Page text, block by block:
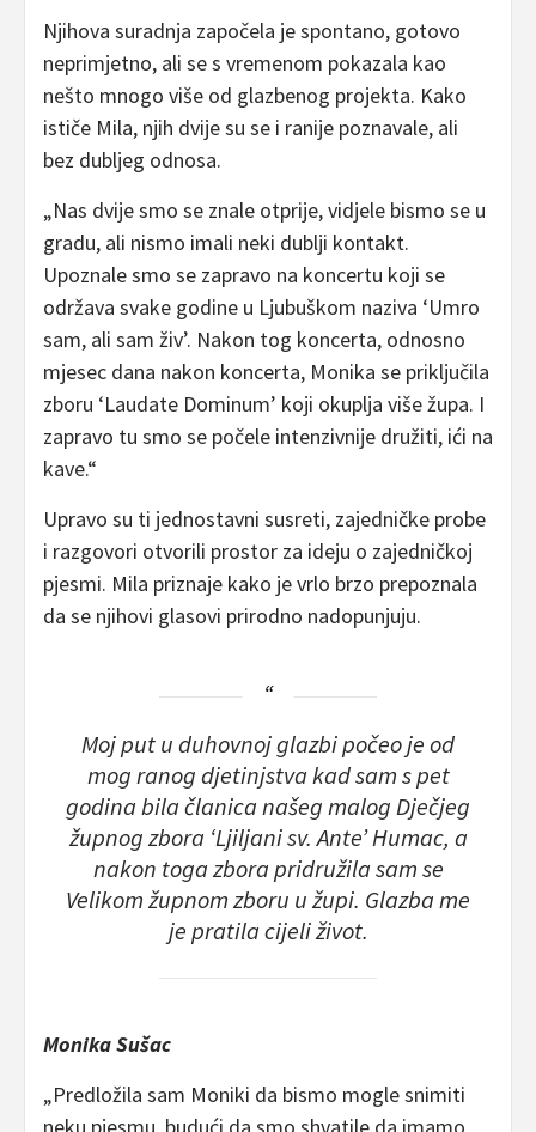
Njihova suradnja započela je spontano, gotovo
neprimjetno, ali se s vremenom pokazala kao
nešto mnogo više od glazbenog projekta. Kako
ističe Mila, njih dvije su se i ranije poznavale, ali
bez dubljeg odnosa.
„Nas dvije smo se znale otprije, vidjele bismo se u
gradu, ali nismo imali neki dublji kontakt.
Upoznale smo se zapravo na koncertu koji se
održava svake godine u Ljubuškom naziva ‘Umro
sam, ali sam živ’. Nakon tog koncerta, odnosno
mjesec dana nakon koncerta, Monika se priključila
zboru ‘Laudate Dominum’ koji okuplja više župa. I
zapravo tu smo se počele intenzivnije družiti, ići na
kave.“
Upravo su ti jednostavni susreti, zajedničke probe
i razgovori otvorili prostor za ideju o zajedničkoj
pjesmi. Mila priznaje kako je vrlo brzo prepoznala
da se njihovi glasovi prirodno nadopunjuju.
Moj put u duhovnoj glazbi počeo je od
mog ranog djetinjstva kad sam s pet
godina bila članica našeg malog Dječjeg
župnog zbora ‘Ljiljani sv. Ante’ Humac, a
nakon toga zbora pridružila sam se
Velikom župnom zboru u župi. Glazba me
je pratila cijeli život.
Monika Sušac
„Predložila sam Moniki da bismo mogle snimiti
neku pjesmu, budući da smo shvatile da imamo